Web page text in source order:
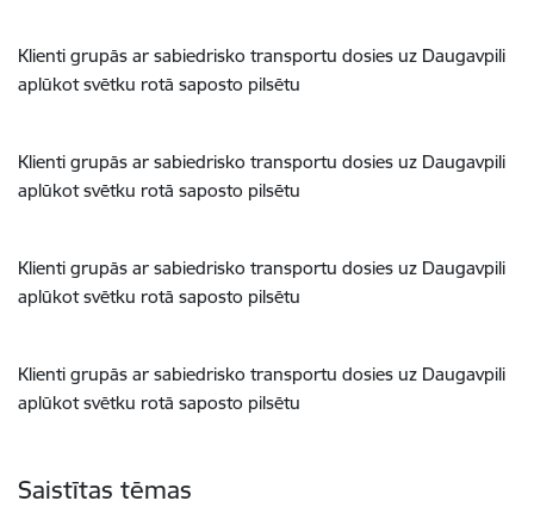
Klienti grupās ar sabiedrisko transportu dosies uz Daugavpili
aplūkot svētku rotā saposto pilsētu
Klienti grupās ar sabiedrisko transportu dosies uz Daugavpili
aplūkot svētku rotā saposto pilsētu
Klienti grupās ar sabiedrisko transportu dosies uz Daugavpili
aplūkot svētku rotā saposto pilsētu
Klienti grupās ar sabiedrisko transportu dosies uz Daugavpili
aplūkot svētku rotā saposto pilsētu
Saistītas tēmas